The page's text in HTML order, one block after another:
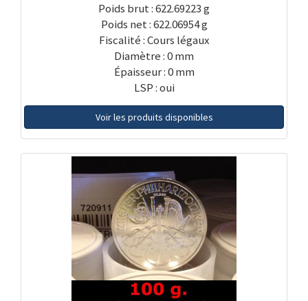
Poids brut : 622.69223 g
Poids net : 622.06954 g
Fiscalité : Cours légaux
Diamètre : 0 mm
Épaisseur : 0 mm
LSP : oui
Voir les produits disponibles